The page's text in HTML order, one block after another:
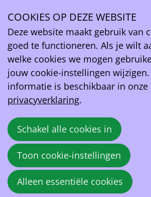
Geen relaties gevonden.
EV Belgium vzw
Wetstraat 81A
1040 - Brussel
België
BTW:BE0419164219
contact@ev.be
EV Belgium
Wie zijn wij
Geschiedenis
Events
COOKIES OP DEZE WEBSITE
Deze website maakt gebruik van
goed te functioneren. Als je wilt
welke cookies we mogen
jouw cookie-instellingen
informatie is beschikbaar in onze
privacyverklaring.
Schakel alle cookies in
Toon cookie-instellingen
Alleen essentiële cookies